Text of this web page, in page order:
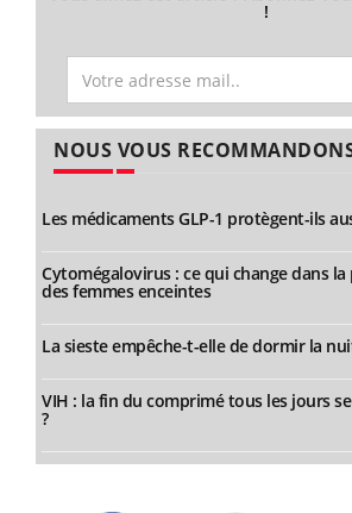
!
NOUS VOUS
Les médicaments GLP-1 protègent-ils
Cytomégalovirus : ce qui change dans la
des femmes enceintes
La sieste empêche-t-elle de dormir la
VIH : la fin du comprimé tous les jours
?